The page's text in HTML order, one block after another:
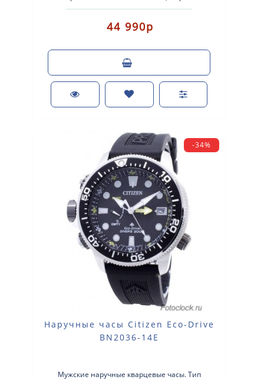
часовая, минутная и секундная ст..
44 990р
-34%
Наручные часы Citizen Eco-Drive
BN2036-14E
Мужские наручные кварцевые часы. Тип